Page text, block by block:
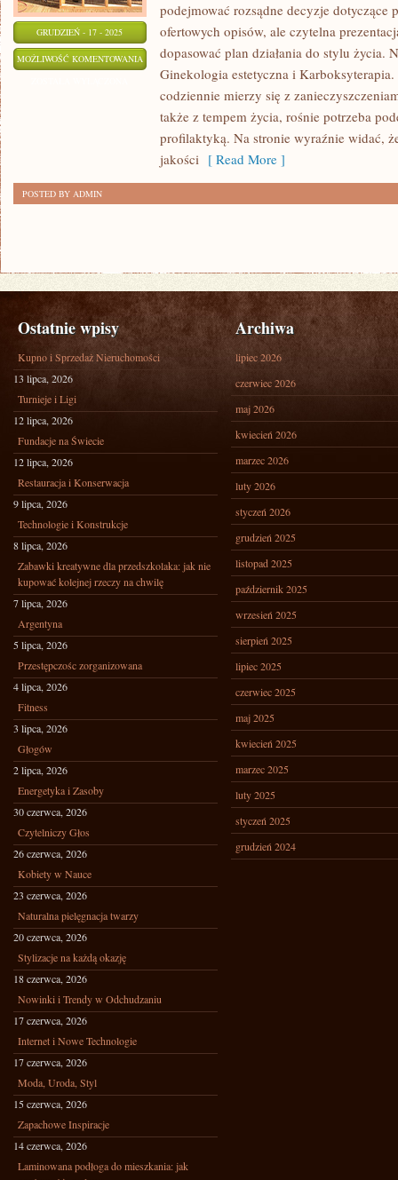
GRUDZIEŃ - 17 - 2025
MOŻLIWOŚĆ KOMENTOWANIA PROBLEMY
SKÓRNE
INNE
PUBLIKACJE
podejmować rozsądne decyzje
ofertowych opisów, ale czytelna
dopasować plan działania do stylu życia.
Ginekologia estetyczna i
codziennie mierzy się z
także z tempem życia, rośnie potrzeba
profilaktyką. Na stronie wyraźnie widać,
jakości [ Read More ]
POSTED BY ADMIN
Ostatnie wpisy
Kupno i Sprzedaż Nieruchomości
13 lipca, 2026
Turnieje i Ligi
12 lipca, 2026
Fundacje na Świecie
12 lipca, 2026
Restauracja i Konserwacja
9 lipca, 2026
Technologie i Konstrukcje
8 lipca, 2026
Zabawki kreatywne dla przedszkolaka: jak nie
kupować kolejnej rzeczy na chwilę
7 lipca, 2026
Argentyna
5 lipca, 2026
Przestępczośc zorganizowana
4 lipca, 2026
Fitness
3 lipca, 2026
Głogów
2 lipca, 2026
Energetyka i Zasoby
30 czerwca, 2026
Czytelniczy Głos
26 czerwca, 2026
Kobiety w Nauce
23 czerwca, 2026
Naturalna pielęgnacja twarzy
20 czerwca, 2026
Stylizacje na każdą okazję
18 czerwca, 2026
Nowinki i Trendy w Odchudzaniu
17 czerwca, 2026
Internet i Nowe Technologie
17 czerwca, 2026
Moda, Uroda, Styl
15 czerwca, 2026
Zapachowe Inspiracje
14 czerwca, 2026
Laminowana podłoga do mieszkania: jak
Archiwa
lipiec 2026
czerwiec 2026
maj 2026
kwiecień 2026
marzec 2026
luty 2026
styczeń 2026
grudzień 2025
listopad 2025
październik 2025
wrzesień 2025
sierpień 2025
lipiec 2025
czerwiec 2025
maj 2025
kwiecień 2025
marzec 2025
luty 2025
styczeń 2025
grudzień 2024